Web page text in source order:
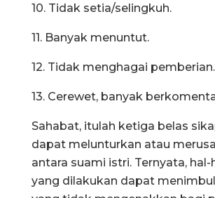
10. Tidak setia/selingkuh.
11. Banyak menuntut.
12. Tidak menghagai pemberian.
13. Cerewet, banyak
Sahabat, itulah ketiga belas
dapat melunturkan atau
antara suami istri. Ternyata, hal-
yang dilakukan dapat